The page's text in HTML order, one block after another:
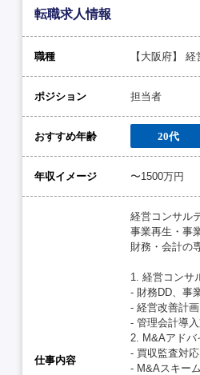
転職求人情報
職種 【大阪府】
ポジション 担当者
おすすめ年齢 20代
年収イメージ 〜1500万円
仕事内容
経営コンサル
事業再生・事
財務・会計の
1. 経営コンサ
- 財務DD、事
- 経営改善計
- 管理会計導
2. M&Aアドバ
- 買収監査対
- M&Aスキー